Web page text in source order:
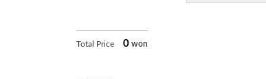
Total Price 0 won